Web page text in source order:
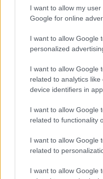
I want to allow my
Google for online
I want to allow Google
personalized
I want to allow Google
related to analytics
device identifiers in
I want to allow Google
related to functionality
I want to allow Google
related to
I want to allow Google
Continua a
NEWS